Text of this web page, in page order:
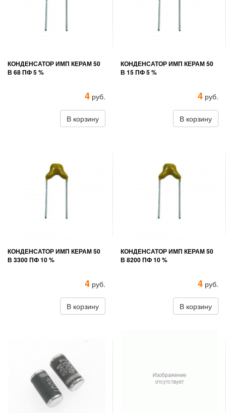
КОНДЕНСАТОР ИМП КЕРАМ 50
В 68 ПФ 5 %
4 руб.
В корзину
КОНДЕНСАТОР ИМП КЕРАМ 50
В 15 ПФ 5 %
4 руб.
В корзину
КОНДЕНСАТОР ИМП КЕРАМ 50
В 3300 ПФ 10 %
4 руб.
В корзину
КОНДЕНСАТОР ИМП КЕРАМ 50
В 8200 ПФ 10 %
4 руб.
В корзину